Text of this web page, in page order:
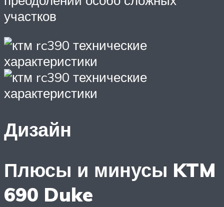
участков
Дизайн
Плюсы и минусы KTM
690 Duke